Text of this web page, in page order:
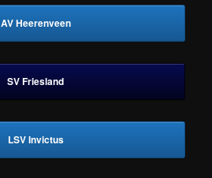
AV Heerenveen
SV Friesland
LSV Invictus